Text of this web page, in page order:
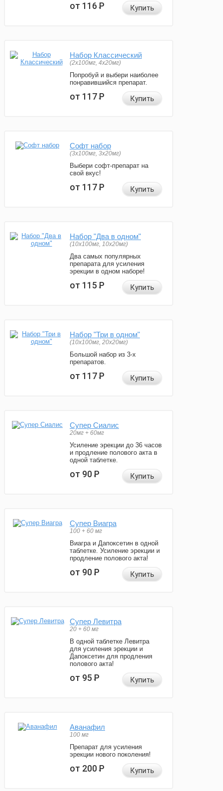
от 116Р Купить
Набор Классический
(2x100мг, 4x20мг)
Попробуй и выбери наиболее
понравившийся препарат.
от 117Р Купить
Софт набор
(3x100мг, 3x20мг)
Выбери софт-препарат на
свой вкус!
от 117Р Купить
Набор "Два в одном"
(10x100мг, 10x20мг)
Два самых популярных
препарата для усиления
эрекции в одном наборе!
от 115Р Купить
Набор "Три в одном"
(10x100мг, 20x20мг)
Большой набор из 3-х
препаратов.
от 117Р Купить
Супер Сиалис
20мг + 60мг
Усиление эрекции до 36 часов
и продление полового акта в
одной таблетке.
от 90Р Купить
Супер Виагра
100 + 60 мг
Виагра и Дапоксетин в одной
таблетке. Усиление эрекции и
продление полового акта!
от 90Р Купить
Супер Левитра
20 + 60 мг
В одной таблетке Левитра
для усиления эрекции и
Дапоксетин для продления
полового акта!
от 95Р Купить
Аванафил
100 мг
Препарат для усиления
эрекции нового поколения!
от 200Р Купить